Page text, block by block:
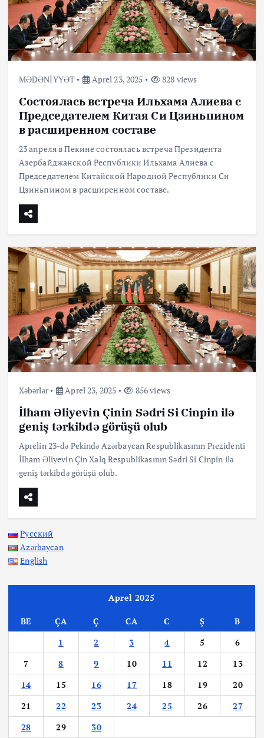
MƏDƏNİYYƏT Aprel 23, 2025 828 views
Состоялась встреча Ильхама Алиева с
Председателем Китая Си Цзиньпином
в расширенном составе
23 апреля в Пекине состоялась встреча Президента
Азербайджанской Республики Ильхама Алиева с
Председателем Китайской Народной Республики Си
Цзиньпином в расширенном составе.
Xəbərlər Aprel 23, 2025 856 views
İlham Əliyevin Çinin Sədri Si Cinpin ilə
geniş tərkibdə görüşü olub
Aprelin 23-də Pekində Azərbaycan Respublikasının Prezidenti
İlham Əliyevin Çin Xalq Respublikasının Sədri Si Cinpin ilə
geniş tərkibdə görüşü olub.
Русский
Azərbaycan
English
Aprel 2025
BE ÇA Ç CA C Ş
B
1
2 3 4 5
6
7
8 9 10 11 12
13
14
15 16 17 18 19
20
21
22 23 24 25 26
27
28
29 30